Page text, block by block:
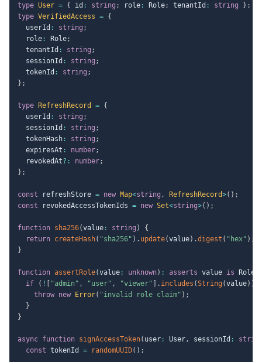
type User = { id : string ; role : Role; tenantId : string } ;
type VerifiedAccess = {
  userId
: string ;
  role
: Role;
  tenantId
: string ;
  sessionId
: string ;
  tokenId
: string ;
} ;
type RefreshRecord = {
  userId
: string ;
  sessionId
: string ;
  tokenHash
: string ;
  expiresAt
: number;
  revokedAt
? : number;
} ;
const refreshStore = new Map<string , RefreshRecord>( ) ;
const revokedAccessTokenIds = new Set<string>( ) ;
function sha256(value : string )
{
return createHash( "sha256" ) . update(value) .digest ( "hex" ) ;
}
function assertRole(value : unknown) : asserts value is Role
if
( ! "admin" , "user" , "viewer" . includes (String (value) )
throw new Error( "invalid role claim" ) ;
}
}
async function signAccessToken( user : User, sessionId :
const tokenId = randomUUID( ) ;